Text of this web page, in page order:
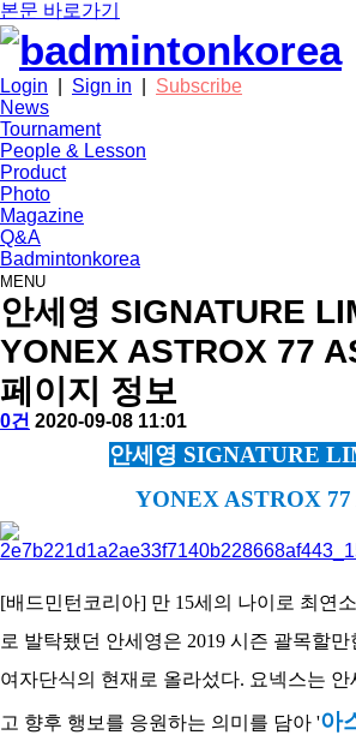
본문 바로가기
Login Sign in
Subscribe
News
Tournament
People & Lesson
Product
Photo
Magazine
Q&A
Badmintonkorea
MENU
product
안세영 SIGNATURE
YONEX ASTROX 77
페이지 정보
작
배
리
아
댓
0건 작
2020-09-08 11:01
안세영 SIGNATURE
YONEX ASTROX 77
[배드민턴코리아] 만 15세의 나이로 최연
로 발탁됐던 안세영은 2019 시즌 괄목할
여자단식의 현재로 올라섰다. 요넥스는
고 향후 행보를 응원하는 의미를 담아 '아